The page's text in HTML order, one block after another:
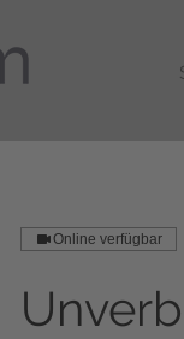
Online verfügbar